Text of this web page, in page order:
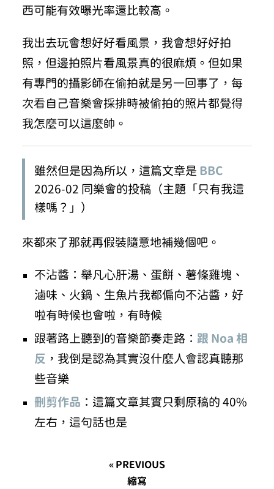
西可能有效曝光率還比較高。
我出去玩會想好好看風景，我會想好好拍
照，但邊拍照片看風景真的很麻煩。但如果
有專門的攝影師在偷拍就是另一回事了，每
次看自己音樂會採排時被偷拍的照片都覺得
我怎麼可以這麼帥。
雖然但是因為所以，這篇文章是 BBC
2026-02 同樂會的投稿（主題「只有我這
樣嗎？」）
來都來了那就再假裝隨意地補幾個吧。
不沾醬：舉凡心肝湯、蛋餅、薯條雞塊、
滷味、火鍋、生魚片我都偏向不沾醬，好
啦有時候也會啦，有時候
跟著路上聽到的音樂節奏走路： 跟 Noa 相
反 ，我倒是認為其實沒什麼人會認真聽那
些音樂
刪剪作品 ：這篇文章其實只剩原稿的 40%
左右，這句話也是
« PREVIOUS
縮寫